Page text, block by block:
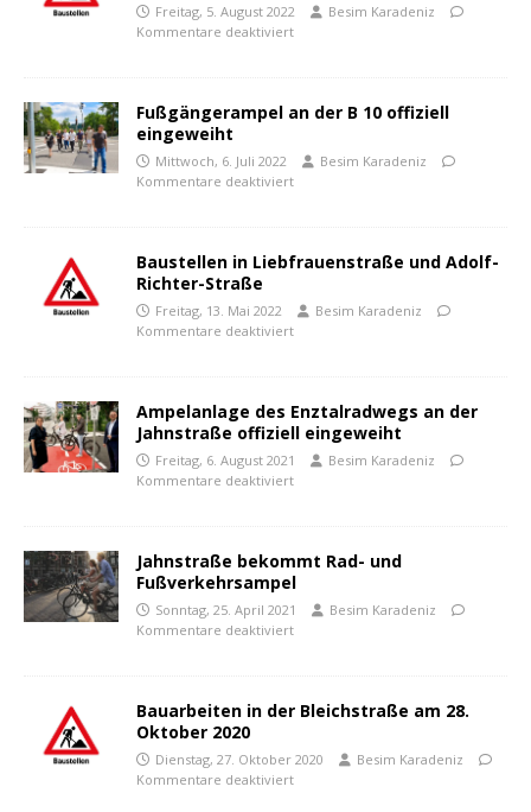
Freitag, 5. August 2022
Besim Karadeniz
Kommentare deaktiviert
Fußgängerampel an der B 10 offiziell
eingeweiht
Mittwoch, 6. Juli 2022
Besim Karadeniz
Kommentare deaktiviert
Baustellen in Liebfrauenstraße und Adolf-
Richter-Straße
Freitag, 13. Mai 2022
Besim Karadeniz
Kommentare deaktiviert
Ampelanlage des Enztalradwegs an der
Jahnstraße offiziell eingeweiht
Freitag, 6. August 2021
Besim Karadeniz
Kommentare deaktiviert
Jahnstraße bekommt Rad- und
Fußverkehrsampel
Sonntag, 25. April 2021
Besim Karadeniz
Kommentare deaktiviert
Bauarbeiten in der Bleichstraße am 28.
Oktober 2020
Dienstag, 27. Oktober 2020
Besim Karadeniz
Kommentare deaktiviert